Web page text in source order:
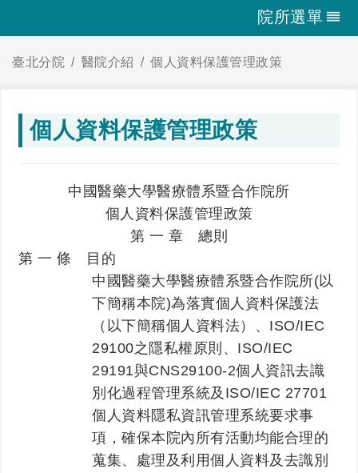
院所選單
臺北分院 醫院介紹 個人資料保護管理政策
個人資料保護管理政策
中國醫藥大學醫療體系暨合作院所
個人資料保護管理政策
第 一 章 總則
第 一 條 目的
中國醫藥大學醫療體系暨合作院所(以
下簡稱本院)為落實個人資料保護法
（以下簡稱個人資料法）、ISO/IEC
29100之隱私權原則、ISO/IEC
29191與CNS29100-2個人資訊去識
別化過程管理系統及ISO/IEC 27701
個人資料隱私資訊管理系統要求事
項，確保本院內所有活動均能合理的
蒐集、處理及利用個人資料及去識別